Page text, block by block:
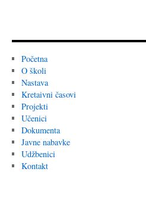
Početna
O školi
Nastava
Kretaivni časovi
Projekti
Učenici
Dokumenta
Javne nabavke
Udžbenici
Kontakt